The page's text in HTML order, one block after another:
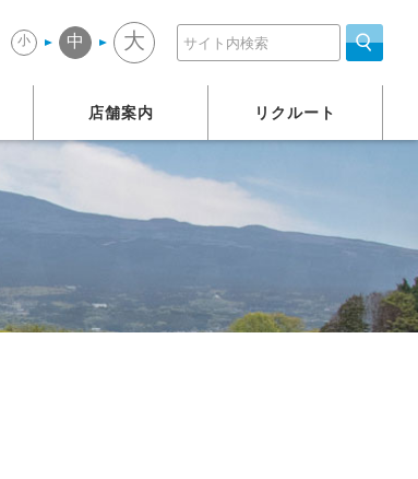
小 中 大
店舗案内 リクルート